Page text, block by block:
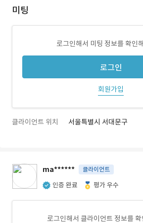
미팅
로그인해서 미팅 정보를 확인
로그인
회원가입
클라이언트 위치 서울특별시 서대문구
ma****** 클라이언트
인증 완료 평가 우수
로그인해서 클라이언트 정보를